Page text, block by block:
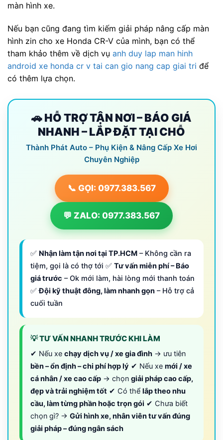
màn hình xe.
Nếu bạn cũng đang tìm kiếm giải pháp nâng cấp màn
hình zin cho xe Honda CR-V của mình, bạn có thể
tham khảo thêm về dịch vụ anh duy lap man hinh
android xe honda cr v tai can gio nang cap giai tri để
có thêm lựa chọn.
🚗 HỖ TRỢ TẬN NƠI – BÁO GIÁ
NHANH – LẮP ĐẶT TẠI CHỖ
Thành Phát Auto – Phụ Kiện & Nâng Cấp Xe Hơi
Chuyên Nghiệp
📞 GỌI: 0977.383.567
💬 ZALO: 0977.383.567
✅ Nhận làm tận nơi tại TP.HCM – Không cần ra
tiệm, gọi là có thợ tới ✅ Tư vấn miễn phí – Báo
giá trước – Ok mới làm, hài lòng mới thanh toán
✅Đội kỹ thuật đông, làm nhanh gọn – Hỗ trợ cả
cuối tuần
💡 TƯ VẤN NHANH TRƯỚC KHI LÀM
✔ Nếu xe chạy dịch vụ / xe gia đình → ưu tiên
bền – ổn định – chi phí hợp lý ✔ Nếu xe mới / xe
cá nhân / xe cao cấp → chọn giải pháp cao cấp,
đẹp và trải nghiệm tốt ✔ Có thể lắp theo nhu
cầu, làm từng phần hoặc trọn gói ✔ Chưa biết
chọn gì? → Gửi hình xe, nhân viên tư vấn đúng
giải pháp – đúng ngân sách